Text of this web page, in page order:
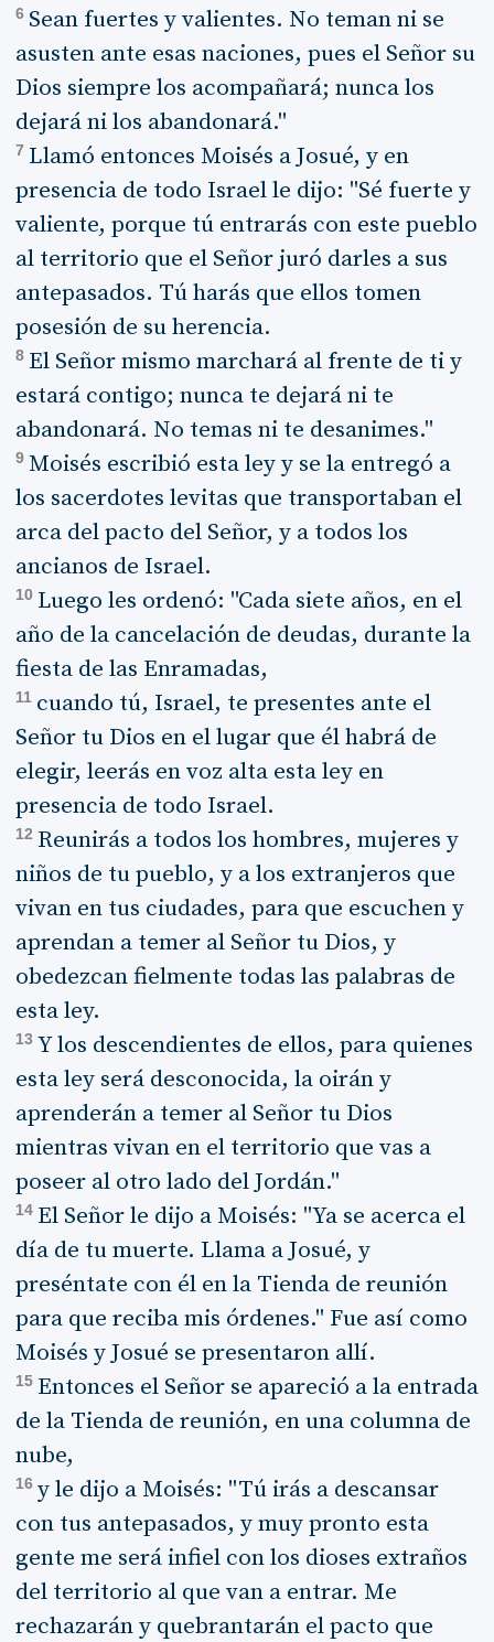
6 Sean fuertes y valientes. No teman ni se
asusten ante esas naciones, pues el Señor su
Dios siempre los acompañará; nunca los
dejará ni los abandonará."
7 Llamó entonces Moisés a Josué, y en
presencia de todo Israel le dijo: "Sé fuerte y
valiente, porque tú entrarás con este pueblo
al territorio que el Señor juró darles a sus
antepasados. Tú harás que ellos tomen
posesión de su herencia.
8 El Señor mismo marchará al frente de ti y
estará contigo; nunca te dejará ni te
abandonará. No temas ni te desanimes."
9 Moisés escribió esta ley y se la entregó a
los sacerdotes levitas que transportaban el
arca del pacto del Señor, y a todos los
ancianos de Israel.
10 Luego les ordenó: "Cada siete años, en el
año de la cancelación de deudas, durante la
fiesta de las Enramadas,
11 cuando tú, Israel, te presentes ante el
Señor tu Dios en el lugar que él habrá de
elegir, leerás en voz alta esta ley en
presencia de todo Israel.
12 Reunirás a todos los hombres, mujeres y
niños de tu pueblo, y a los extranjeros que
vivan en tus ciudades, para que escuchen y
aprendan a temer al Señor tu Dios, y
obedezcan fielmente todas las palabras de
esta ley.
13 Y los descendientes de ellos, para quienes
esta ley será desconocida, la oirán y
aprenderán a temer al Señor tu Dios
mientras vivan en el territorio que vas a
poseer al otro lado del Jordán."
14 El Señor le dijo a Moisés: "Ya se acerca el
día de tu muerte. Llama a Josué, y
preséntate con él en la Tienda de reunión
para que reciba mis órdenes." Fue así como
Moisés y Josué se presentaron allí.
15 Entonces el Señor se apareció a la entrada
de la Tienda de reunión, en una columna de
nube,
16 y le dijo a Moisés: "Tú irás a descansar
con tus antepasados, y muy pronto esta
gente me será infiel con los dioses extraños
del territorio al que van a entrar. Me
rechazarán y quebrantarán el pacto que